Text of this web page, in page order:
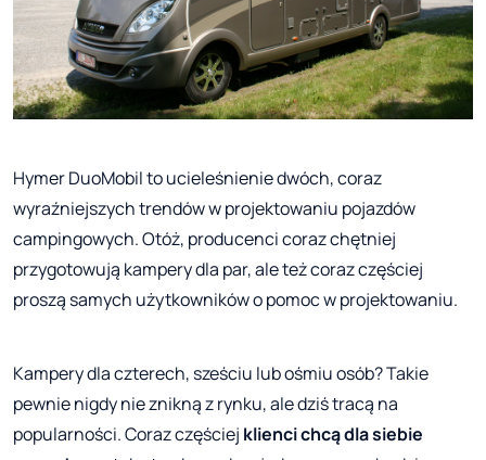
Hymer DuoMobil to ucieleśnienie dwóch, coraz
wyraźniejszych trendów w projektowaniu pojazdów
campingowych. Otóż, producenci coraz chętniej
przygotowują kampery dla par, ale też coraz częściej
proszą samych użytkowników o pomoc w projektowaniu.
Kampery dla czterech, sześciu lub ośmiu osób? Takie
pewnie nigdy nie znikną z rynku, ale dziś tracą na
popularności. Coraz częściej klienci chcą dla siebie